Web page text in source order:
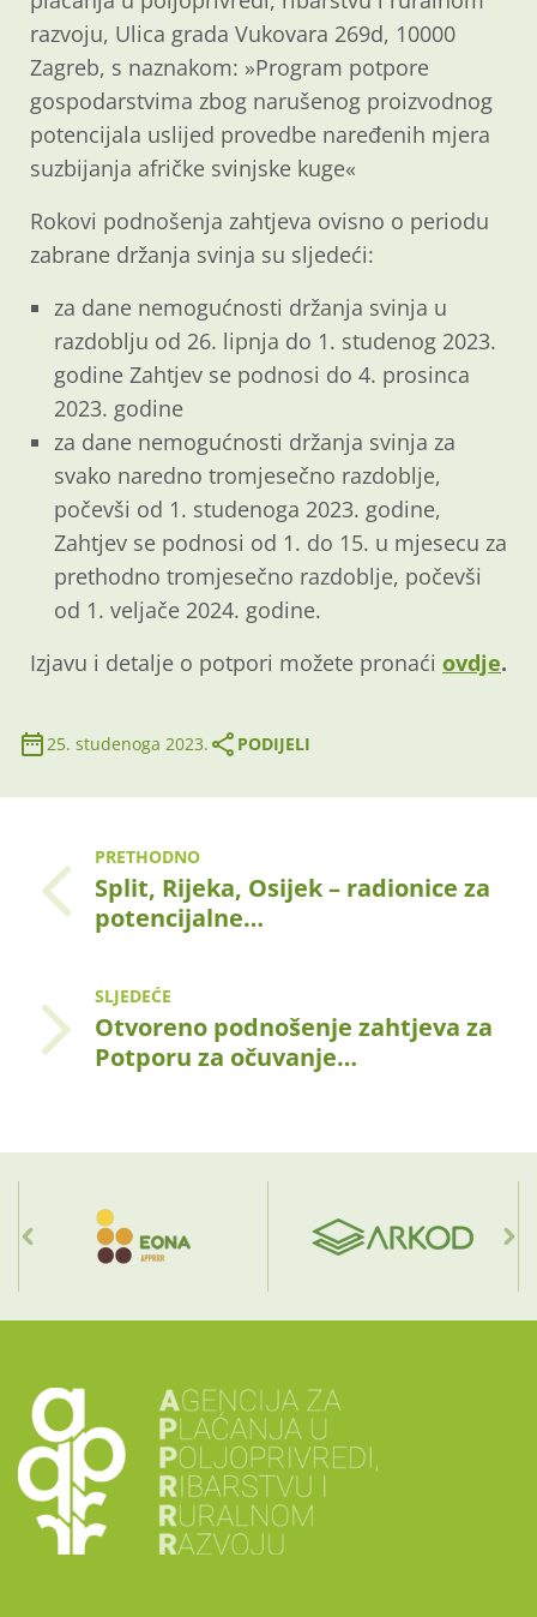
razvoju, Ulica grada Vukovara 269d, 10000
Zagreb, s naznakom: »Program potpore
gospodarstvima zbog narušenog proizvodnog
potencijala uslijed provedbe naređenih mjera
suzbijanja afričke svinjske kuge«
Rokovi podnošenja zahtjeva ovisno o periodu
zabrane držanja svinja su sljedeći:
za dane nemogućnosti držanja svinja u
razdoblju od 26. lipnja do 1. studenog 2023.
godine Zahtjev se podnosi do 4. prosinca
2023. godine
za dane nemogućnosti držanja svinja za
svako naredno tromjesečno razdoblje,
počevši od 1. studenoga 2023. godine,
Zahtjev se podnosi od 1. do 15. u mjesecu za
prethodno tromjesečno razdoblje, počevši
od 1. veljače 2024. godine.
Izjavu i detalje o potpori možete pronaći ovdje.
25. studenoga 2023. PODIJELI
PRETHODNO
Split, Rijeka, Osijek – radionice za
potencijalne…
SLJEDEĆE
Otvoreno podnošenje zahtjeva za
Potporu za očuvanje…